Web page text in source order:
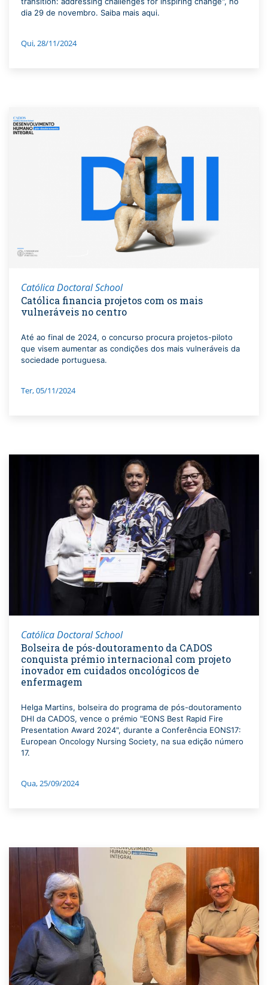
dia 29 de novembro. Saiba mais aqui.
Qui, 28/11/2024
Católica Doctoral School
Católica financia projetos com os mais
vulneráveis no centro
Até ao final de 2024, o concurso procura projetos-piloto
que visem aumentar as condições dos mais vulneráveis da
sociedade portuguesa.
Ter, 05/11/2024
Católica Doctoral School
Bolseira de pós-doutoramento da CADOS
conquista prémio internacional com projeto
inovador em cuidados oncológicos de
enfermagem
Helga Martins, bolseira do programa de pós-doutoramento
DHI da CADOS, vence o prémio "EONS Best Rapid Fire
Presentation Award 2024", durante a Conferência EONS17:
European Oncology Nursing Society, na sua edição número
17.
Qua, 25/09/2024